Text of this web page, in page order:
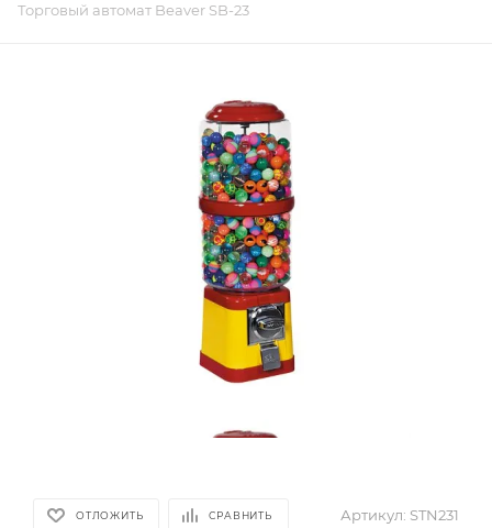
Торговый автомат Beaver SB-23
ОТЛОЖИТЬ СРАВНИТЬ Артикул: STN231